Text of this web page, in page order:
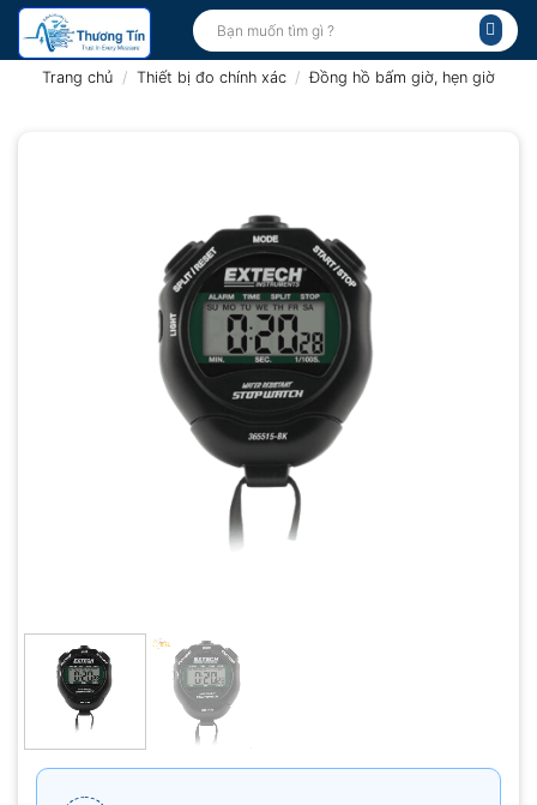
Bỏ
qua
Tìm
kiếm:
Trang chủ / Thiết bị đo chính xác / Đồng hồ bấm giờ, hẹn giờ